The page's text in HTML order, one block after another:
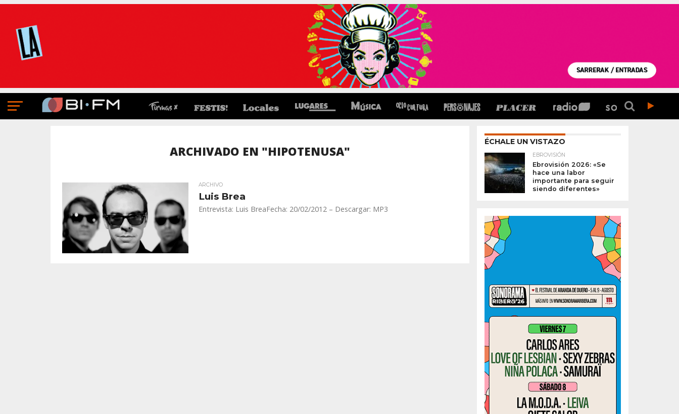
ARCHIVADO EN "HIPOTENUSA"
ARCHIVO
Luis Brea
Entrevista: Luis BreaFecha: 20/02/2012 – Descargar: MP3
ÉCHALE UN VISTAZO
EBROVISIÓN
Ebrovisión 2026: «Se
hace una labor
importante para seguir
siendo diferentes»